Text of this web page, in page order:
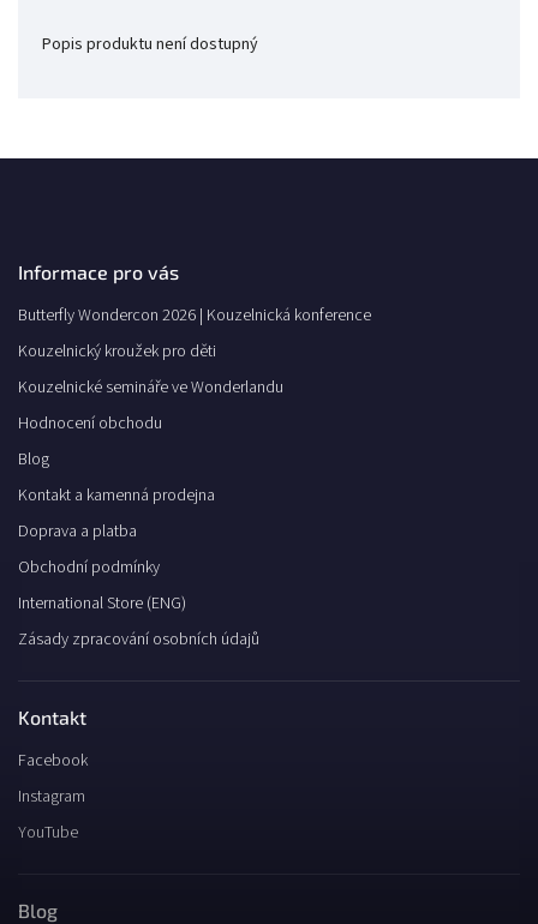
Popis produktu není dostupný
Informace pro vás
Butterfly Wondercon 2026 | Kouzelnická konference
Kouzelnický kroužek pro děti
Kouzelnické semináře ve Wonderlandu
Hodnocení obchodu
Blog
Kontakt a kamenná prodejna
Doprava a platba
Obchodní podmínky
International Store (ENG)
Zásady zpracování osobních údajů
Kontakt
Facebook
Instagram
YouTube
Blog